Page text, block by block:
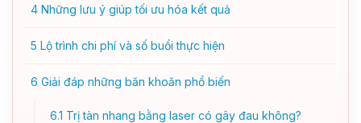
4 Những lưu ý giúp tối ưu hóa kết quả
5 Lộ trình chi phí và số buổi thực hiện
6 Giải đáp những băn khoăn phổ biến
6.1 Trị tàn nhang bằng laser có gây đau không?